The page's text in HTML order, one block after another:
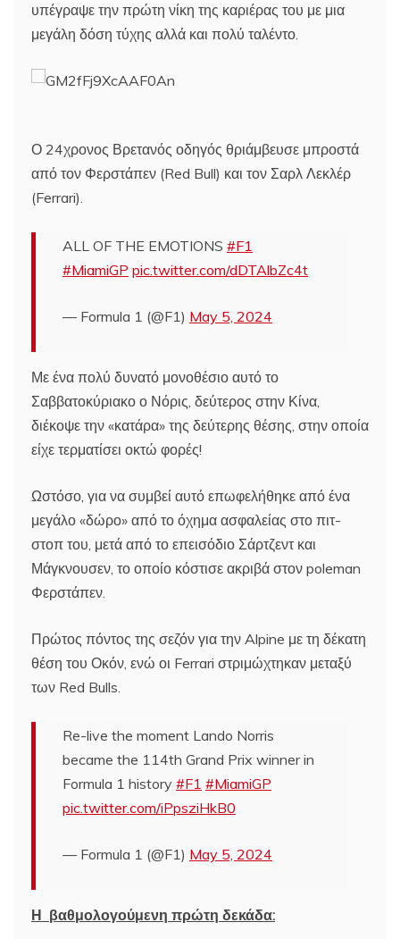
υπέγραψε την πρώτη νίκη της καριέρας του με μια
μεγάλη δόση τύχης αλλά και πολύ ταλέντο.
Ο 24χρονος Βρετανός οδηγός θριάμβευσε μπροστά
από τον Φερστάπεν (Red Bull) και τον Σαρλ Λεκλέρ
(Ferrari).
ALL OF THE EMOTIONS #F1
#MiamiGP pic.twitter.com/dDTAlbZc4t
— Formula 1 (@F1) May 5, 2024
Με ένα πολύ δυνατό μονοθέσιο αυτό το
Σαββατοκύριακο ο Νόρις, δεύτερος στην Κίνα,
διέκοψε την «κατάρα» της δεύτερης θέσης, στην οποία
είχε τερματίσει οκτώ φορές!
Ωστόσο, για να συμβεί αυτό επωφελήθηκε από ένα
μεγάλο «δώρο» από το όχημα ασφαλείας στο πιτ-
στοπ του, μετά από το επεισόδιο Σάρτζεντ και
Μάγκνουσεν, το οποίο κόστισε ακριβά στον poleman
Φερστάπεν.
Πρώτος πόντος της σεζόν για την Alpine με τη δέκατη
θέση του Οκόν, ενώ οι Ferrari στριμώχτηκαν μεταξύ
των Red Bulls.
Re-live the moment Lando Norris
became the 114th Grand Prix winner in
Formula 1 history #F1 #MiamiGP
pic.twitter.com/iPpsziHkB0
— Formula 1 (@F1) May 5, 2024
Η βαθμολογούμενη πρώτη δεκάδα: